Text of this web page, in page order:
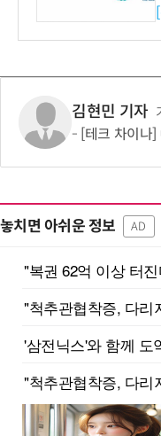
김현민 기자
[테크 차이나] 中 스마트
놓치면 아쉬운 정보 AD